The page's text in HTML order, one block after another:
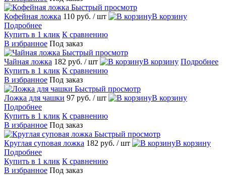
Быстрый просмотр
Кофейная ложка 110 руб. / шт
В корзину
Подробнее
Купить в 1 клик К сравнению
В избранное Под заказ
Быстрый просмотр
Чайная ложка 182 руб. / шт В корзину Подробнее
Купить в 1 клик К сравнению
В избранное Под заказ
Быстрый просмотр
Ложка для чашки 97 руб. / шт
В корзину
Подробнее
Купить в 1 клик К сравнению
В избранное Под заказ
Быстрый просмотр
Круглая суповая ложка 182 руб. / шт
В корзину
Подробнее
Купить в 1 клик К сравнению
В избранное Под заказ